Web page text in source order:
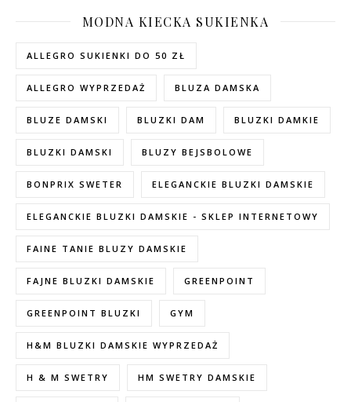
MODNA KIECKA SUKIENKA
ALLEGRO SUKIENKI DO 50 ZŁ
ALLEGRO WYPRZEDAŻ BLUZA DAMSKA
BLUZE DAMSKI BLUZKI DAM BLUZKI DAMKIE
BLUZKI DAMSKI BLUZY BEJSBOLOWE
BONPRIX SWETER ELEGANCKIE BLUZKI DAMSKIE
ELEGANCKIE BLUZKI DAMSKIE - SKLEP INTERNETOWY
FAINE TANIE BLUZY DAMSKIE
FAJNE BLUZKI DAMSKIE GREENPOINT
GREENPOINT BLUZKI GYM
H&M BLUZKI DAMSKIE WYPRZEDAŻ
H & M SWETRY HM SWETRY DAMSKIE